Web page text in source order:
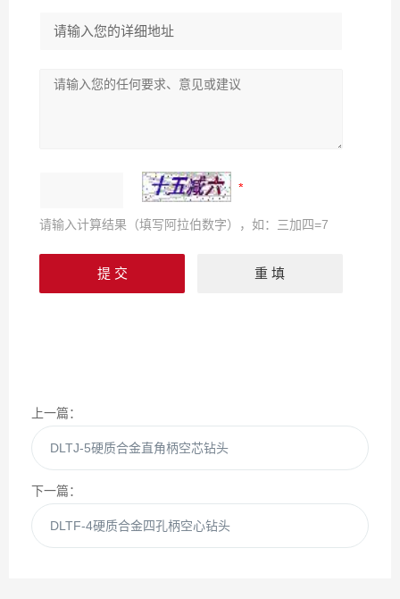
请输入计算结果（填写阿拉伯数字），如：三加四=7
上一篇：
DLTJ-5硬质合金直角柄空芯钻头
下一篇：
DLTF-4硬质合金四孔柄空心钻头